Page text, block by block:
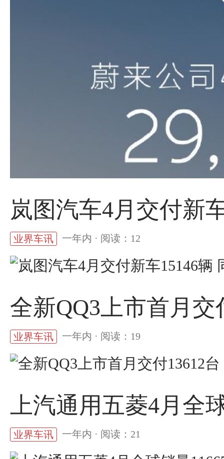
岚图汽车4月交付新
业界车讯 一年内 · 阅读：12
全新QQ3上市首月交
业界车讯 一年内 · 阅读：19
上汽通用五菱4月全
业界车讯 一年内 · 阅读：21